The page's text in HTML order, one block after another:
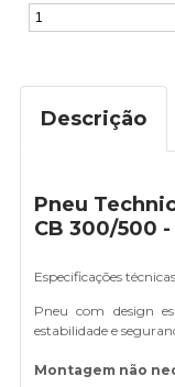
Descrição
Pneu
CB 300/500
Especificações técnicas
Pneu com design
estabilidade e
Montagem não